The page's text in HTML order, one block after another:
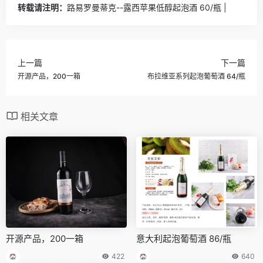
转载请注明： 路易罗曼蒂克--露西苹果低醇起泡酒 60/瓶 |
上一篇
开源产品，200一箱
下一篇
布拉维亚系列起泡葡萄酒 64/瓶
相关文章
开源产品，200一箱
422
意大利起泡葡萄酒 86/瓶
640